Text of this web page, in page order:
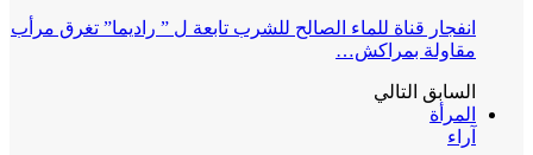
انفجار قناة للماء الصالح للشرب تابعة ل ” راديما” تغرق مرأب
مقاولة بمراكش…
السابق التالي
المرأة
آراء